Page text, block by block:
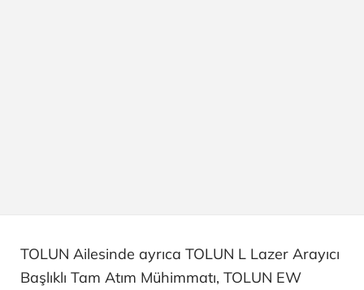
TOLUN Ailesinde ayrıca TOLUN L Lazer Arayıcı
Başlıklı Tam Atım Mühimmatı, TOLUN EW